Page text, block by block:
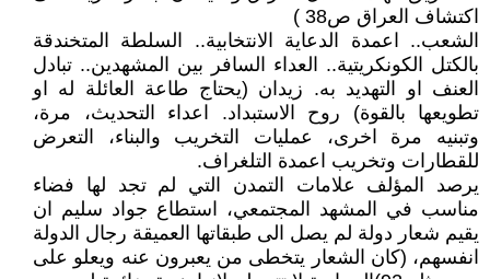
اكتشاف العراق ص38 )
الشعب.. اعمدة الدعاية الانتخابية.. السلطة المتخندقة
بالكتل الكونكريتية.. العداء السافر بين المشهدين.. تبادل
العنف او التهديد به. زيدان (يحتاج طاعة العائلة له او
تطويعها بالقوة) روح الاستبداد. اعداء التحديث، مرة،
وتبنيه مرة اخرى، عمليات التخريب والبناء، التعرض
للقطارات وتخريب اعمدة التلغراف.
يرصد المؤلف علامات التمدن التي لم تجد لها فضاء
مناسب في المشهد المجتمعي، استطاع جواد سليم ان
يقيم شعار دولة لم يصل الى طبقاتها العميقة رجال الدولة
انفسهم، (كان الشعار يتخطى من يعبرون عنه ويعلو على